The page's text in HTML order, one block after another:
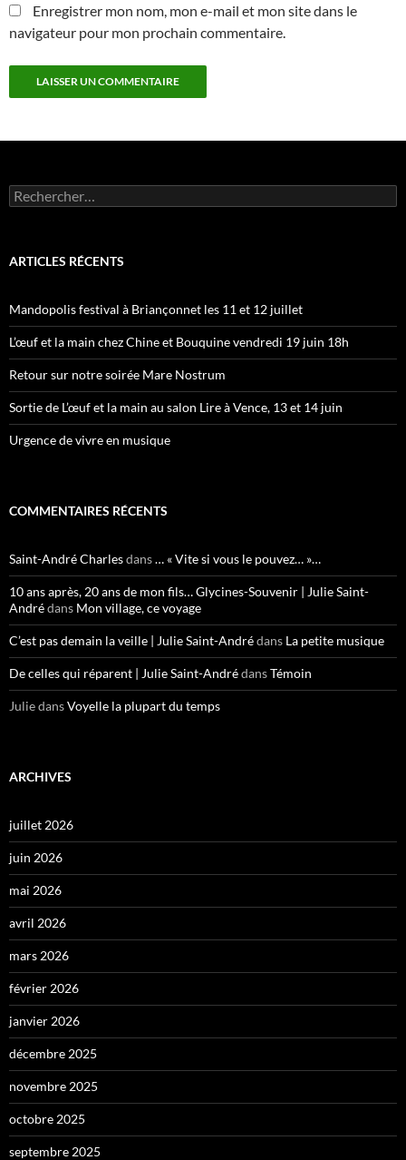
Enregistrer mon nom, mon e-mail et mon site dans le
navigateur pour mon prochain commentaire.
Rechercher :
ARTICLES RÉCENTS
Mandopolis festival à Briançonnet les 11 et 12 juillet
L’œuf et la main chez Chine et Bouquine vendredi 19 juin 18h
Retour sur notre soirée Mare Nostrum
Sortie de L’œuf et la main au salon Lire à Vence, 13 et 14 juin
Urgence de vivre en musique
COMMENTAIRES RÉCENTS
Saint-André Charlesdans… « Vite si vous le pouvez… »…
10 ans après, 20 ans de mon fils… Glycines-Souvenir | Julie Saint-
Andrédans Mon village, ce voyage
C’est pas demain la veille | Julie Saint-Andrédans La petite musique
De celles qui réparent | Julie Saint-AndrédansTémoin
JuliedansVoyelle la plupart du temps
ARCHIVES
juillet 2026
juin 2026
mai 2026
avril 2026
mars 2026
février 2026
janvier 2026
décembre 2025
novembre 2025
octobre 2025
septembre 2025